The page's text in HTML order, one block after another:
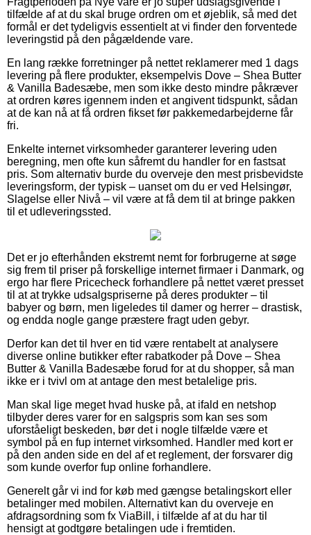
tilfælde af at du skal bruge ordren om et øjeblik, så med det
formål er det tydeligvis essentielt at vi finder den forventede
leveringstid på den pågældende vare.
En lang række forretninger på nettet reklamerer med 1 dags
levering på flere produkter, eksempelvis Dove – Shea Butter
& Vanilla Badesæbe, men som ikke desto mindre påkræver
at ordren køres igennem inden et angivent tidspunkt, sådan
at de kan nå at få ordren fikset før pakkemedarbejderne får
fri.
Enkelte internet virksomheder garanterer levering uden
beregning, men ofte kun såfremt du handler for en fastsat
pris. Som alternativ burde du overveje den mest prisbevidste
leveringsform, der typisk – uanset om du er ved Helsingør,
Slagelse eller Nivå – vil være at få dem til at bringe pakken
til et udleveringssted.
Det er jo efterhånden ekstremt nemt for forbrugerne at søge
sig frem til priser på forskellige internet firmaer i Danmark, og
ergo har flere Pricecheck forhandlere på nettet været presset
til at at trykke udsalgspriserne på deres produkter – til
babyer og børn, men ligeledes til damer og herrer – drastisk,
og endda nogle gange præstere fragt uden gebyr.
Derfor kan det til hver en tid være rentabelt at analysere
diverse online butikker efter rabatkoder på Dove – Shea
Butter & Vanilla Badesæbe forud for at du shopper, så man
ikke er i tvivl om at antage den mest betalelige pris.
Man skal lige meget hvad huske på, at ifald en netshop
tilbyder deres varer for en salgspris som kan ses som
uforståeligt beskeden, bør det i nogle tilfælde være et
symbol på en fup internet virksomhed. Handler med kort er
på den anden side en del af et reglement, der forsvarer dig
som kunde overfor fup online forhandlere.
Generelt går vi ind for køb med gængse betalingskort eller
betalinger med mobilen. Alternativt kan du overveje en
afdragsordning som fx ViaBill, i tilfælde af at du har til
hensigt at godtgøre betalingen ude i fremtiden.